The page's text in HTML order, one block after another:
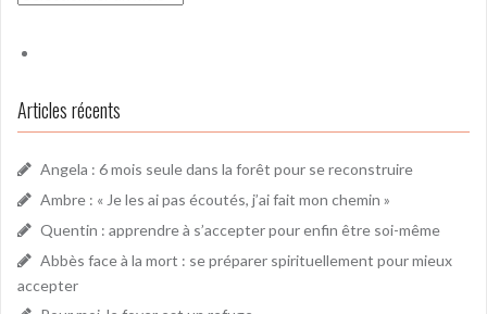
Articles récents
Angela : 6 mois seule dans la forêt pour se reconstruire
Ambre : « Je les ai pas écoutés, j’ai fait mon chemin »
Quentin : apprendre à s’accepter pour enfin être soi-même
Abbès face à la mort : se préparer spirituellement pour mieux
accepter